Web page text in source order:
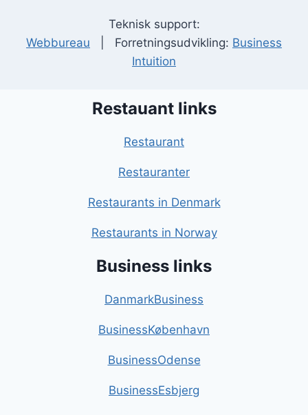
Teknisk support:
Webbureau | Forretningsudvikling: Business
Intuition
Restauant links
Restaurant
Restauranter
Restaurants in Denmark
Restaurants in Norway
Business links
DanmarkBusiness
BusinessKøbenhavn
BusinessOdense
BusinessEsbjerg